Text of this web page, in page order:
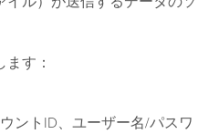
す：
ントID、ユーザー名/パスワ